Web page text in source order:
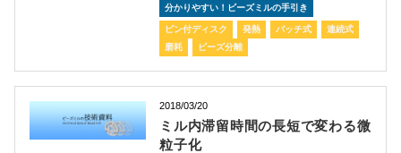
分かりやすい！ビーズミルの手引き
ピン付ディスク 発熱 バッチ式
連続式
磨耗
ビーズ分離
2018/03/20
ミル内滞留時間の長短で変わる微
粒子化